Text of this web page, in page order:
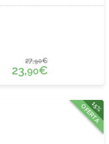
27,90€
23,90€
15%
OFERTA